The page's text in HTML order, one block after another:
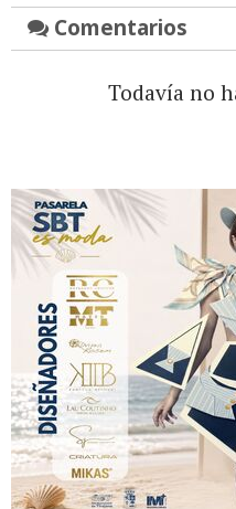
Comentarios
Todavía no